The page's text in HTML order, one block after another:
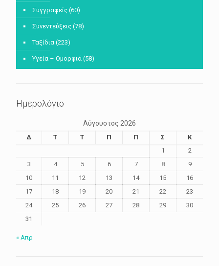
Συγγραφείς (60)
Συνεντεύξεις (78)
Ταξίδια (223)
Υγεία – Ομορφιά (58)
Ημερολόγιο
Αύγουστος 2026
Δ Τ Τ Π Π Σ
Κ
1
2
3
4 5 6 7 8
9
10
11 12 13 14 15
16
17
18 19 20 21 22
23
24
25 26 27 28 29
30
31
« Απρ